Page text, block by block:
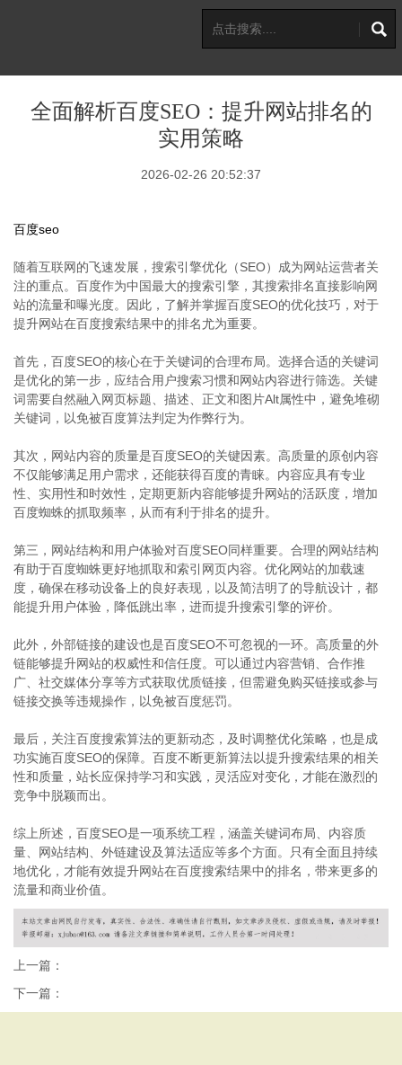
全面解析百度SEO：提升网站排名的
实用策略
2026-02-26 20:52:37
百度seo
随着互联网的飞速发展，搜索引擎优化（SEO）成为网站运营者关
注的重点。百度作为中国最大的搜索引擎，其搜索排名直接影响网
站的流量和曝光度。因此，了解并掌握百度SEO的优化技巧，对于
提升网站在百度搜索结果中的排名尤为重要。
首先，百度SEO的核心在于关键词的合理布局。选择合适的关键词
是优化的第一步，应结合用户搜索习惯和网站内容进行筛选。关键
词需要自然融入网页标题、描述、正文和图片Alt属性中，避免堆砌
关键词，以免被百度算法判定为作弊行为。
其次，网站内容的质量是百度SEO的关键因素。高质量的原创内容
不仅能够满足用户需求，还能获得百度的青睐。内容应具有专业
性、实用性和时效性，定期更新内容能够提升网站的活跃度，增加
百度蜘蛛的抓取频率，从而有利于排名的提升。
第三，网站结构和用户体验对百度SEO同样重要。合理的网站结构
有助于百度蜘蛛更好地抓取和索引网页内容。优化网站的加载速
度，确保在移动设备上的良好表现，以及简洁明了的导航设计，都
能提升用户体验，降低跳出率，进而提升搜索引擎的评价。
此外，外部链接的建设也是百度SEO不可忽视的一环。高质量的外
链能够提升网站的权威性和信任度。可以通过内容营销、合作推
广、社交媒体分享等方式获取优质链接，但需避免购买链接或参与
链接交换等违规操作，以免被百度惩罚。
最后，关注百度搜索算法的更新动态，及时调整优化策略，也是成
功实施百度SEO的保障。百度不断更新算法以提升搜索结果的相关
性和质量，站长应保持学习和实践，灵活应对变化，才能在激烈的
竞争中脱颖而出。
综上所述，百度SEO是一项系统工程，涵盖关键词布局、内容质
量、网站结构、外链建设及算法适应等多个方面。只有全面且持续
地优化，才能有效提升网站在百度搜索结果中的排名，带来更多的
流量和商业价值。
上一篇：
下一篇：